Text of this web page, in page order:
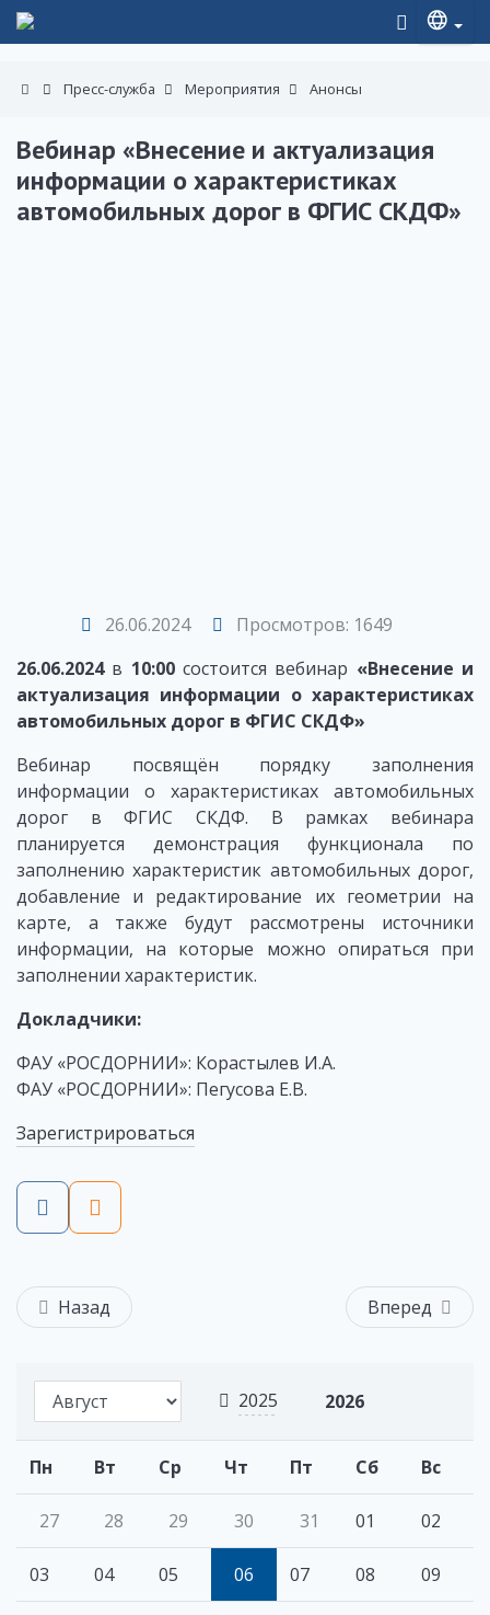
Пресс-служба Мероприятия Анонсы
Вебинар «Внесение и актуализация
информации о характеристиках
автомобильных дорог в ФГИС СКДФ»
2025 2026
Пн Вт Ср Чт Пт Сб Вс
27 28 29 30 31 01 02
03 04 05 06 07 08 09
26.06.2024
Просмотров: 1649
26.06.2024в 10:00состоится вебинар «Внесение и
актуализация информации о характеристиках
автомобильных дорог в ФГИС СКДФ»
Вебинар посвящён порядку заполнения
информации о характеристиках автомобильных
дорог в ФГИС СКДФ. В рамках вебинара
планируется демонстрация функционала по
заполнению характеристик автомобильных дорог,
добавление и редактирование их геометрии на
карте, а также будут рассмотрены источники
информации, на которые можно опираться при
заполнении характеристик.
Докладчики:
ФАУ «РОСДОРНИИ»: Корастылев И.А.
ФАУ «РОСДОРНИИ»: Пегусова Е.В.
Зарегистрироваться
Назад Вперед